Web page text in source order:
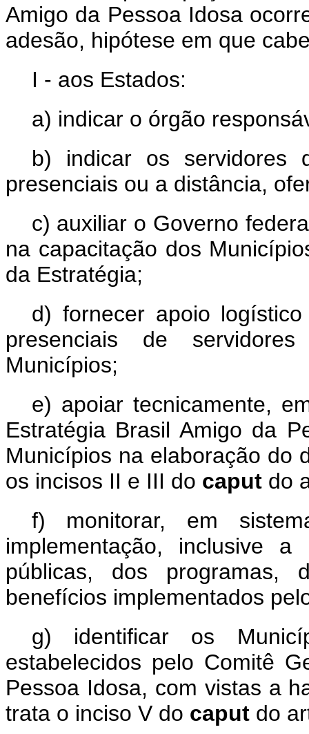
Amigo da Pessoa Idosa
adesão, hipótese em que
I - aos Estados:
a) indicar o órgão
b) indicar os servidores
presenciais ou a distância,
c) auxiliar o Governo
na capacitação dos
da Estratégia;
d) fornecer apoio
presenciais de
Municípios;
e) apoiar tecnicamente,
Estratégia Brasil Amigo da
Municípios na elaboração do
os incisos II e III do caput do
f) monitorar, em
implementação, inclusive
públicas, dos
benefícios implementados
g) identificar os
estabelecidos pelo Comitê
Pessoa Idosa, com vistas a
trata o inciso V do caput do